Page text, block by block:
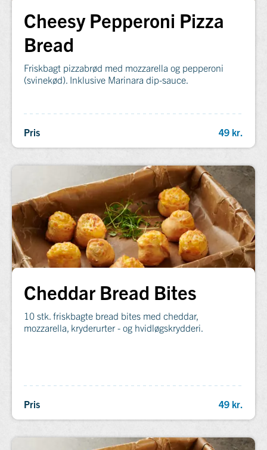
Cheesy Pepperoni Pizza
Bread
Friskbagt pizzabrød med mozzarella og pepperoni
(svinekød). Inklusive Marinara dip-sauce.
Pris 49 kr.
Cheddar Bread Bites
10 stk. friskbagte bread bites med cheddar,
mozzarella, kryderurter - og hvidløgskrydderi.
Pris 49 kr.